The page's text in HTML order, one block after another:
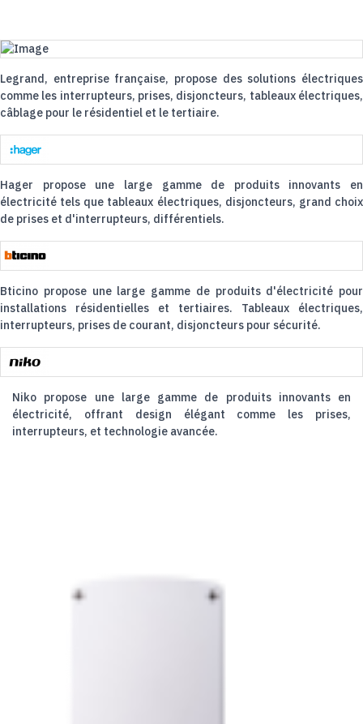
Legrand, entreprise française, propose des solutions électriques
comme les interrupteurs, prises, disjoncteurs, tableaux électriques,
câblage pour le résidentiel et le tertiaire.
Hager propose une large gamme de produits innovants en
électricité tels que tableaux électriques, disjoncteurs, grand choix
de prises et d'interrupteurs, différentiels.
Bticino propose une large gamme de produits d'électricité pour
installations résidentielles et tertiaires. Tableaux électriques,
interrupteurs, prises de courant, disjoncteurs pour sécurité.
Niko propose une large gamme de produits innovants en
électricité, offrant design élégant comme les prises,
interrupteurs, et technologie avancée.